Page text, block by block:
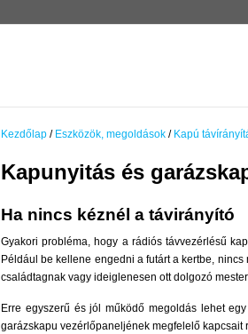
Kezdőlap / Eszközök, megoldások / Kapú
Kapunyitás és
Ha nincs kéznél a távirányító
Gyakori probléma, hogy a rádiós távvezérlésű
Például be kellene engedni a futárt a kertbe,
családtagnak vagy ideiglenesen ott dolgozó
Erre egyszerű és jól működő megoldás lehet
garázskapu vezérlőpaneljének megfelelő